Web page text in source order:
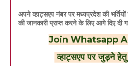
अपने व्हाट्सएप नंबर पर मध्यप्रदेश की
की जानकारी प्राप्त करने के लिए आगे दिए
Join Whatsapp
व्हाट्सएप पर जुड़ने